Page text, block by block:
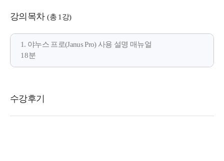
강의목차 (총 1강)
1. 야누스 프로(Janus Pro) 사용 설명 매뉴얼
18분